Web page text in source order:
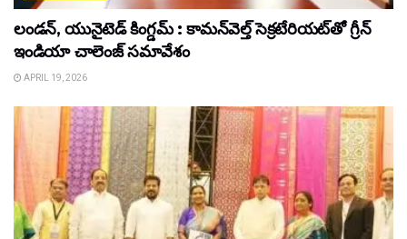
లండన్, యునైటెడ్ కింగ్డమ్ : కామన్‌వెల్త్ సెక్రటేరియట్‌తో గ్రీన్
ఇండియా చాలెంజ్ సమావేశం
APRIL 19, 2026